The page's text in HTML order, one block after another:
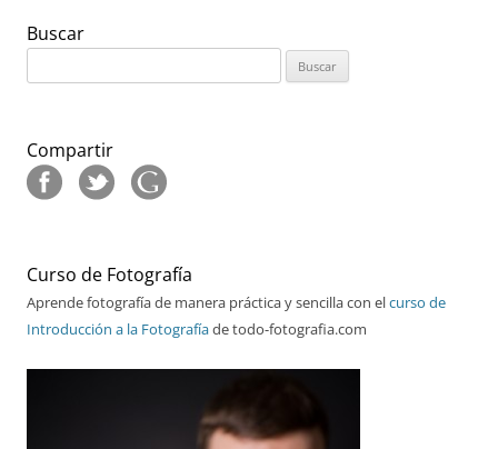
Buscar
Compartir
Curso de Fotografía
Aprende fotografía de manera práctica y sencilla con elcurso de
Introducción a la Fotografíade todo-fotografia.com